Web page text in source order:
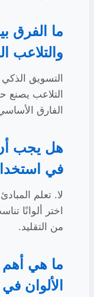
ما الفرق
والتلاعب
التسويق
التلاعب يصنع
الفارق
هل يجب أن
في
لا. تعلم
اختر ألوانًا
من التقليد.
ما هي أهم
الألوان